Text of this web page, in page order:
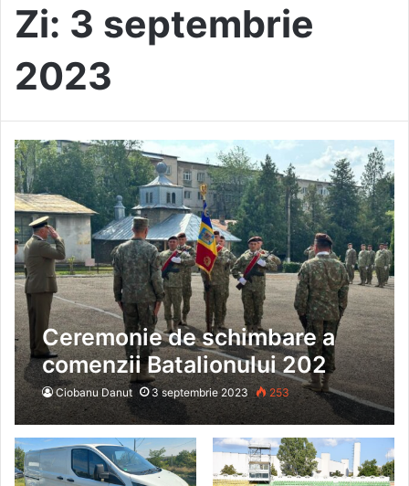
Zi: 3 septembrie
2023
Ceremonie de schimbare a
comenzii Batalionului 202
Apărare CBRN „General
Gheorghe Teleman” Huși
Ciobanu Danut 3 septembrie 2023 253